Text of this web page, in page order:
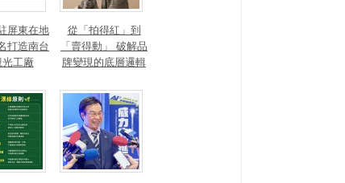
屏東在地
打造南台
工廠
從「拍得紅」到
「賣得動」 破解品
牌變現的底層邏輯